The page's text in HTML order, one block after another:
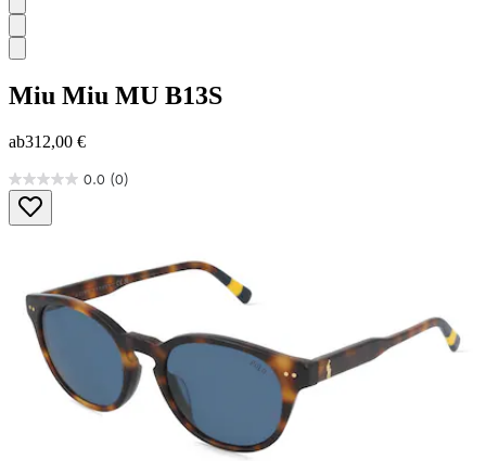
Miu Miu MU B13S
ab312,00 €
0.0 (0)
0.0
von
5